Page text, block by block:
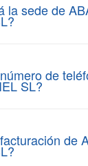
la sede de
de
SL?
de